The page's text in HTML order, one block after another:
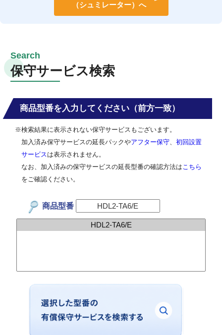
（シュミレーター）へ
保守サービス検索
商品型番を入力してください（前方一致）
※検索結果に表示されない保守サービスもございます。
加入済み保守サービスの延長パックやアフター保守
初回設置
サービス は表示されません。
なお、加入済みの保守サービスの延長型番の確認方法は こちら
をご確認ください。
商品型番